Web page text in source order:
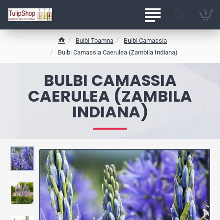
BULBI CAMASSIA
CAERULEA (ZAMBILA
INDIANA)
o
e
Bulbi Toamna
Bulbi Camassia
Bulbi Camassia Caerulea (Zambila Indiana)